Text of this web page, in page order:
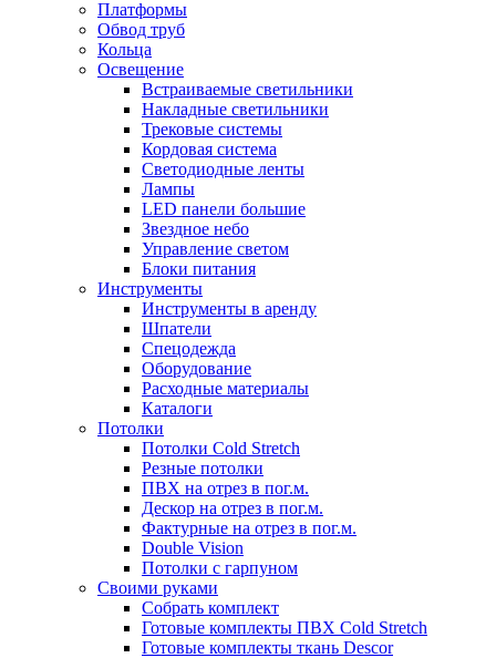
Платформы
Обвод труб
Кольца
Освещение
Встраиваемые светильники
Накладные светильники
Трековые системы
Кордовая система
Светодиодные ленты
Лампы
LED панели большие
Звездное небо
Управление светом
Блоки питания
Инструменты
Инструменты в аренду
Шпатели
Спецодежда
Оборудование
Расходные материалы
Каталоги
Потолки
Потолки Cold Stretch
Резные потолки
ПВХ на отрез в пог.м.
Дескор на отрез в пог.м.
Фактурные на отрез в пог.м.
Double Vision
Потолки с гарпуном
Своими руками
Собрать комплект
Готовые комплекты ПВХ Cold Stretch
Готовые комплекты ткань Descor